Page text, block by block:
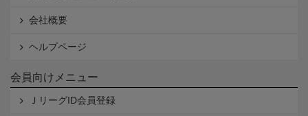
会社概要
ヘルプページ
会員向けメニュー
ＪリーグID会員登録